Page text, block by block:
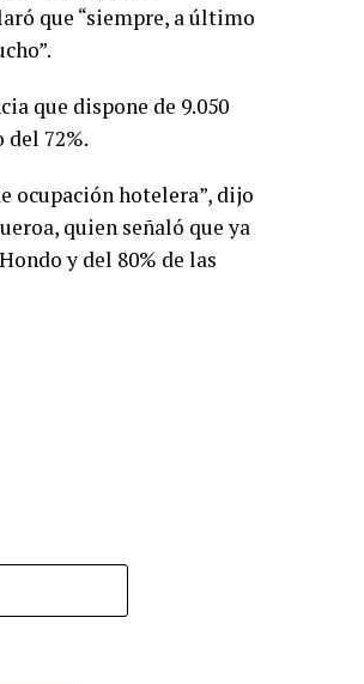
que “siempre, a último
que dispone de 9.050
72%.
ocupación hotelera”, dijo
quien señaló que ya
y del 80% de las